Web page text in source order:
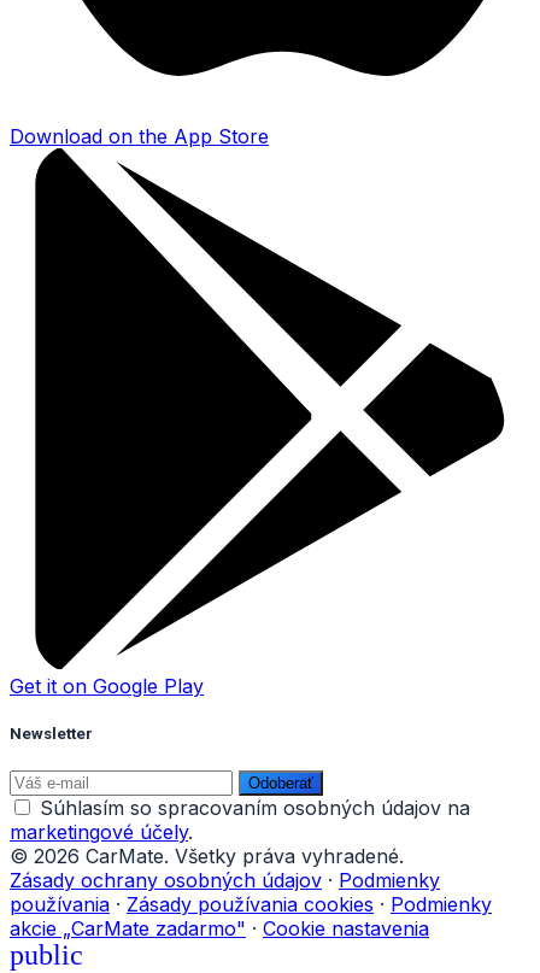
Download on the App Store
Get it on Google Play
Newsletter
Odoberať
Súhlasím so spracovaním osobných údajov na
marketingové účely.
© 2026 CarMate. Všetky práva vyhradené.
Zásady ochrany osobných údajov · Podmienky
používania · Zásady používania cookies · Podmienky
akcie „CarMate zadarmo" · Cookie nastavenia
public